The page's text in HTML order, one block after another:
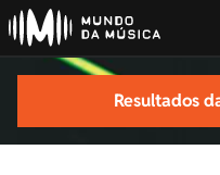
Resultados